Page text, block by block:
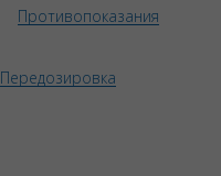
Противопоказания
Передозировка